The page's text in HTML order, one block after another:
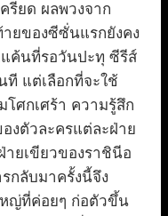
รียด ผลพวงจาก
ยของซีซั่นแรกยังคง
แค้นที่รอวันปะทุ ซีรีส์
ที แต่เลือกที่จะใช้
ศกเศร้า ความรู้สึก
งตัวละครแต่ละฝ่าย
ายเขียวของราชินีอ
กลับมาครั้งนี้จึง
หญ่ที่ค่อยๆ ก่อตัวขึ้น